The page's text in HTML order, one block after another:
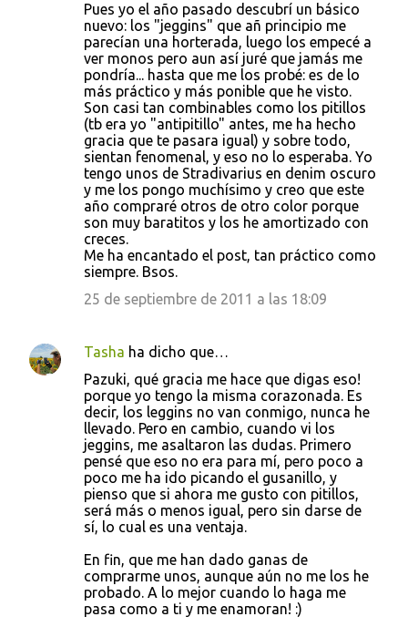
Pues yo el año pasado descubrí un básico
nuevo: los "jeggins" que añ principio me
parecían una horterada, luego los empecé a
ver monos pero aun así juré que jamás me
pondría... hasta que me los probé: es de lo
más práctico y más ponible que he visto.
Son casi tan combinables como los pitillos
(tb era yo "antipitillo" antes, me ha hecho
gracia que te pasara igual) y sobre todo,
sientan fenomenal, y eso no lo esperaba. Yo
tengo unos de Stradivarius en denim oscuro
y me los pongo muchísimo y creo que este
año compraré otros de otro color porque
son muy baratitos y los he amortizado con
creces.
Me ha encantado el post, tan práctico como
siempre. Bsos.
25 de septiembre de 2011 a las 18:09
Tasha ha dicho que…
Pazuki, qué gracia me hace que digas eso!
porque yo tengo la misma corazonada. Es
decir, los leggins no van conmigo, nunca he
llevado. Pero en cambio, cuando vi los
jeggins, me asaltaron las dudas. Primero
pensé que eso no era para mí, pero poco a
poco me ha ido picando el gusanillo, y
pienso que si ahora me gusto con pitillos,
será más o menos igual, pero sin darse de
sí, lo cual es una ventaja.
En fin, que me han dado ganas de
comprarme unos, aunque aún no me los he
probado. A lo mejor cuando lo haga me
pasa como a ti y me enamoran! :)